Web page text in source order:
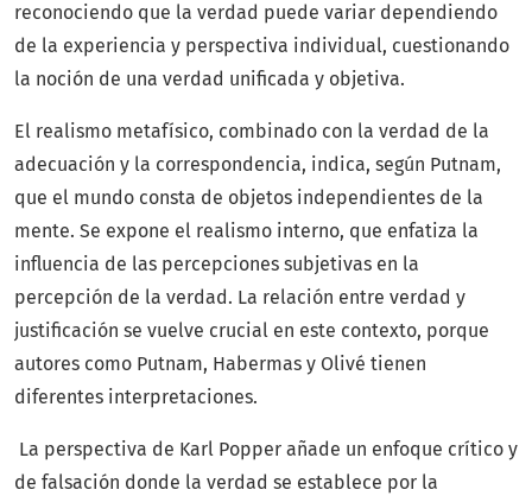
reconociendo que la verdad puede variar dependiendo
de la experiencia y perspectiva individual, cuestionando
la noción de una verdad unificada y objetiva.
El realismo metafísico, combinado con la verdad de la
adecuación y la correspondencia, indica, según Putnam,
que el mundo consta de objetos independientes de la
mente. Se expone el realismo interno, que enfatiza la
influencia de las percepciones subjetivas en la
percepción de la verdad. La relación entre verdad y
justificación se vuelve crucial en este contexto, porque
autores como Putnam, Habermas y Olivé tienen
diferentes interpretaciones.
La perspectiva de Karl Popper añade un enfoque crítico y
de falsación donde la verdad se establece por la